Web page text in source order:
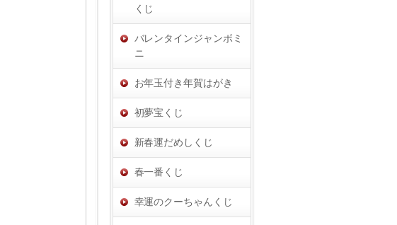
くじ
バレンタインジャンボミ
ニ
お年玉付き年賀はがき
初夢宝くじ
新春運だめしくじ
春一番くじ
幸運のクーちゃんくじ